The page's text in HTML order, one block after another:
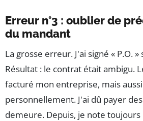
Erreur n°3 : oublier de
du mandant
La grosse erreur. J'ai signé « P.O.
Résultat : le contrat était ambigu.
facturé mon entreprise, mais
personnellement. J'ai dû payer
demeure. Depuis, je note toujours